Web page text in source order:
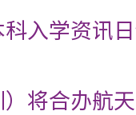
入学资讯
将合办航